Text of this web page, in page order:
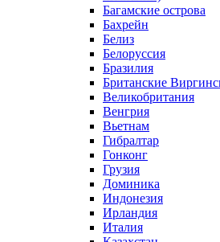
Багамские острова
Бахрейн
Белиз
Белоруссия
Бразилия
Британские
Великобритания
Венгрия
Вьетнам
Гибралтар
Гонконг
Грузия
Доминика
Индонезия
Ирландия
Италия